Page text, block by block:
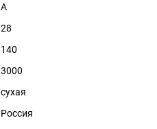
А
28
140
3000
сухая
Россия